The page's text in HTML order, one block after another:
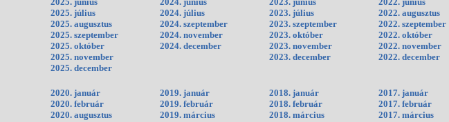
2025. július
2025. augusztus
2025. szeptember
2025. október
2025. november
2025. december
2024. július
2024. szeptember
2024. november
2024. december
2023. július
2023. szeptember
2023. október
2023. november
2023. december
2022. augusztus
2022. szeptember
2022. október
2022. november
2022. december
2020. január
2020. február
2020. augusztus
2019. január
2019. február
2019. március
2018. január
2018. február
2018. március
2017. január
2017. február
2017. március